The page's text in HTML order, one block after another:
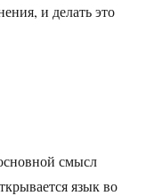
и делать это
смысл
язык во